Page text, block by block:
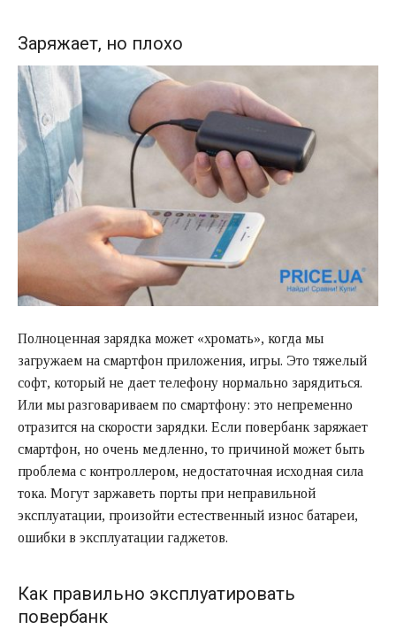
Заряжает, но плохо
Полноценная зарядка может «хромать», когда мы
загружаем на смартфон приложения, игры. Это тяжелый
софт, который не дает телефону нормально зарядиться.
Или мы разговариваем по смартфону: это непременно
отразится на скорости зарядки. Если повербанк заряжает
смартфон, но очень медленно, то причиной может быть
проблема с контроллером, недостаточная исходная сила
тока. Могут заржаветь порты при неправильной
эксплуатации, произойти естественный износ батареи,
ошибки в эксплуатации гаджетов.
Как правильно эксплуатировать
повербанк